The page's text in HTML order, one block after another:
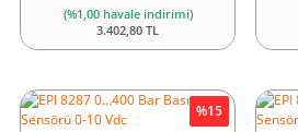
(%1,00 havale indirimi)
3.402,80 TL
%15